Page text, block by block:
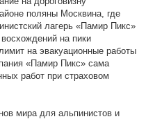
поляны Москвина, где
лагерь «Памир Пикс»
на пики
на эвакуационные работы
«Памир Пикс» сама
работ при страховом
мира для альпинистов и